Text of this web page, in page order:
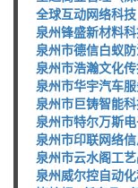
全球互动网络科
泉州锋盛新材料
泉州市德信白蚁
泉州市浩瀚文化
泉州市华宇汽车
泉州市巨铸智能
泉州市特尔万斯
泉州市印联网络
泉州市云水阁工
泉州威尔控自动